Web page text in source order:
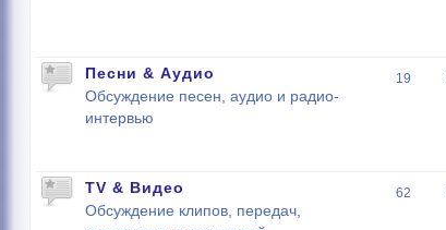
Песни & Аудио
Обсуждение песен, аудио и радио-
интервью
19
TV & Видео
Обсуждение клипов, передач,
62